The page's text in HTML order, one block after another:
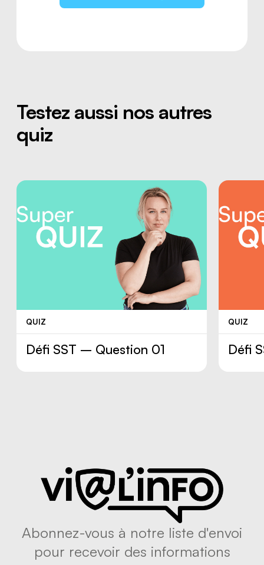
Testez aussi nos autres
quiz
QUIZ
Défi SST – Question 01
QUIZ
Défi
Abonnez-vous à notre liste d'envoi
pour recevoir des informations